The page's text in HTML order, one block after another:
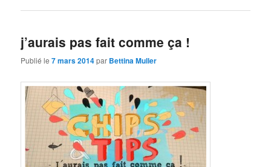
j’aurais pas fait comme ça !
Publié le7 mars 2014par Bettina Muller